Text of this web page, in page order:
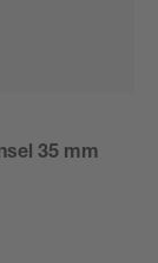
35 mm